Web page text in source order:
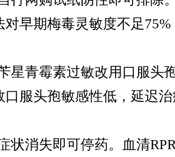
对早期梅毒灵敏度不足
星青霉素过敏改用口服头
口服头孢敏感性低，延迟
状消失即可停药。血清